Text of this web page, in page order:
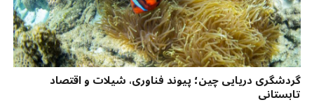
گردشگری دریایی چین؛ پیوند فناوری، شیلات و اقتصاد
تابستانی